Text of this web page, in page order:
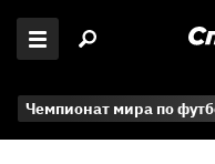
Чемпионат мира по